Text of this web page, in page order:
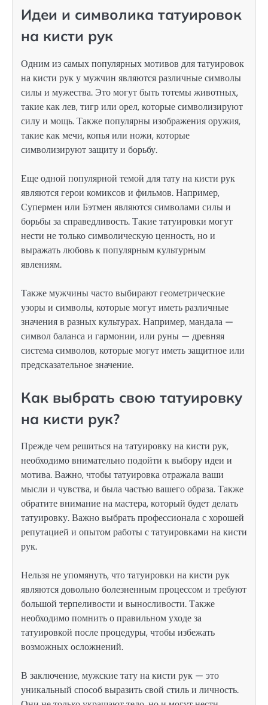
Идеи и символика татуировок
на кисти рук
Одним из самых популярных мотивов для татуировок
на кисти рук у мужчин являются различные символы
силы и мужества. Это могут быть тотемы животных,
такие как лев, тигр или орел, которые символизируют
силу и мощь. Также популярны изображения оружия,
такие как мечи, копья или ножи, которые
символизируют защиту и борьбу.
Еще одной популярной темой для тату на кисти рук
являются герои комиксов и фильмов. Например,
Супермен или Бэтмен являются символами силы и
борьбы за справедливость. Такие татуировки могут
нести не только символическую ценность, но и
выражать любовь к популярным культурным
явлениям.
Также мужчины часто выбирают геометрические
узоры и символы, которые могут иметь различные
значения в разных культурах. Например, мандала —
символ баланса и гармонии, или руны — древняя
система символов, которые могут иметь защитное или
предсказательное значение.
Как выбрать свою татуировку
на кисти рук?
Прежде чем решиться на татуировку на кисти рук,
необходимо внимательно подойти к выбору идеи и
мотива. Важно, чтобы татуировка отражала ваши
мысли и чувства, и была частью вашего образа. Также
обратите внимание на мастера, который будет делать
татуировку. Важно выбрать профессионала с хорошей
репутацией и опытом работы с татуировками на кисти
рук.
Нельзя не упомянуть, что татуировки на кисти рук
являются довольно болезненным процессом и требуют
большой терпеливости и выносливости. Также
необходимо помнить о правильном уходе за
татуировкой после процедуры, чтобы избежать
возможных осложнений.
В заключение, мужские тату на кисти рук — это
уникальный способ выразить свой стиль и личность.